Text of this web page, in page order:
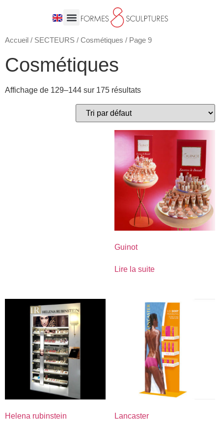
Accueil / SECTEURS / Cosmétiques / Page 9
Cosmétiques
Affichage de 129–144 sur 175 résultats
Guinot
Lire la suite
Helena rubinstein Lancaster